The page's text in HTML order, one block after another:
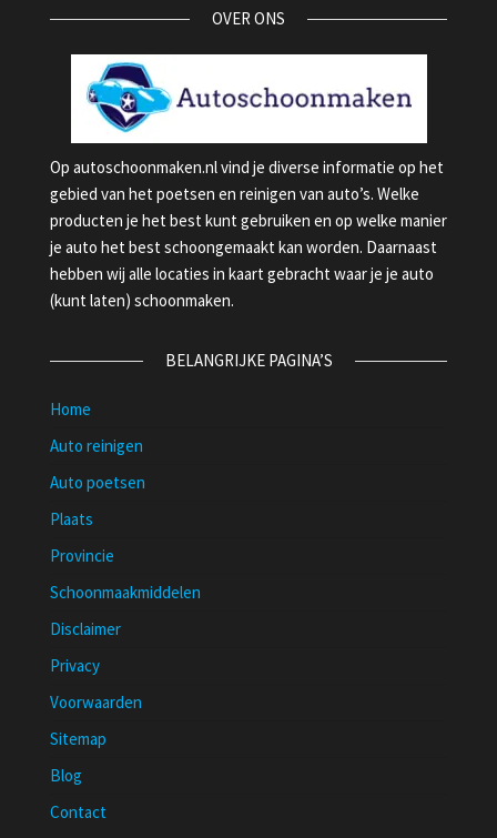
OVER ONS
Op autoschoonmaken.nl vind je diverse informatie op het
gebied van het poetsen en reinigen van auto’s. Welke
producten je het best kunt gebruiken en op welke manier
je auto het best schoongemaakt kan worden. Daarnaast
hebben wij alle locaties in kaart gebracht waar je je auto
(kunt laten) schoonmaken.
BELANGRIJKE PAGINA’S
Home
Auto reinigen
Auto poetsen
Plaats
Provincie
Schoonmaakmiddelen
Disclaimer
Privacy
Voorwaarden
Sitemap
Blog
Contact